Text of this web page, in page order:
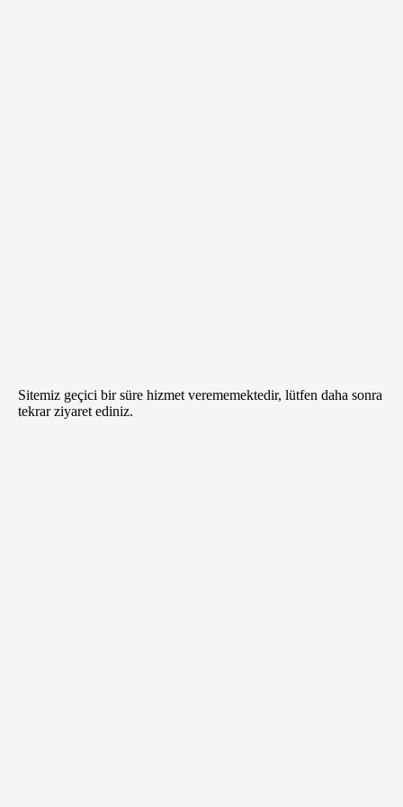
Sitemiz geçici bir süre hizmet verememektedir, lütfen daha sonra
tekrar ziyaret ediniz.